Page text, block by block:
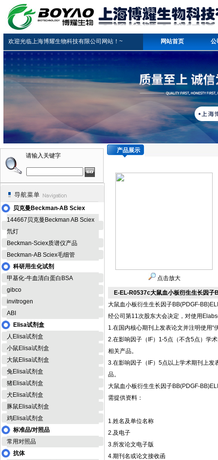
欢迎光临上海博耀生物科技有限公司网站！~ 网站首页 公
请输入关键字
贝克曼Beckman-AB Sciex
144667贝克曼Beckman AB Sciex
氘灯
Beckman-Sciex质谱仪产品
Beckman-AB Sciex毛细管
科研用生化试剂
甲基化-牛血清白蛋白BSA
gibco
invitrogen
ABI
Elisa试剂盒
人Elisa试剂盒
小鼠Elisa试剂盒
大鼠Elisa试剂盒
兔Elisa试剂盒
猪Elisa试剂盒
犬Elisa试剂盒
豚鼠Elisa试剂盒
鸡Elisa试剂盒
标准品/对照品
常用对照品
抗体
产品展示
点击放大
E-EL-R0537c大鼠血小板衍生生长因
大鼠血小板衍生生长因子BB(PDGF-
经公司第11次股东大会决定，对使用
1.在国内核心期刊上发表论文并注明使用
2.在影响因子（IF）1-5点（不含5点）学
相关产品。
3.在影响因子（IF）5点以上学术期刊上
品。
大鼠血小板衍生生长因子BB(PDGF-
需提供资料：
1.姓名及单位名称
2.及电子
3.所发论文电子版
4.期刊名或论文接收函